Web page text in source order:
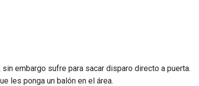
embargo sufre para sacar disparo directo a puerta.
les ponga un balón en el área.